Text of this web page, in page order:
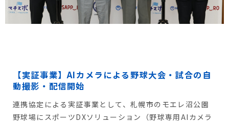
【実証事業】AIカメラによる野球大会・試合の自
動撮影・配信開始
連携協定による実証事業として、札幌市のモエレ沼公園
野球場にスポーツDXソリューション（野球専用AIカメラ